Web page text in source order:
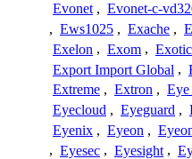
Evonet , Evonet-c-
, Ews1025 , Exache ,
Exelon , Exom ,
Export Import Global ,
Extreme , Extron , Eye
Eyecloud , Eyeguard ,
Eyenix , Eyeon ,
, Eyesec , Eyesight ,